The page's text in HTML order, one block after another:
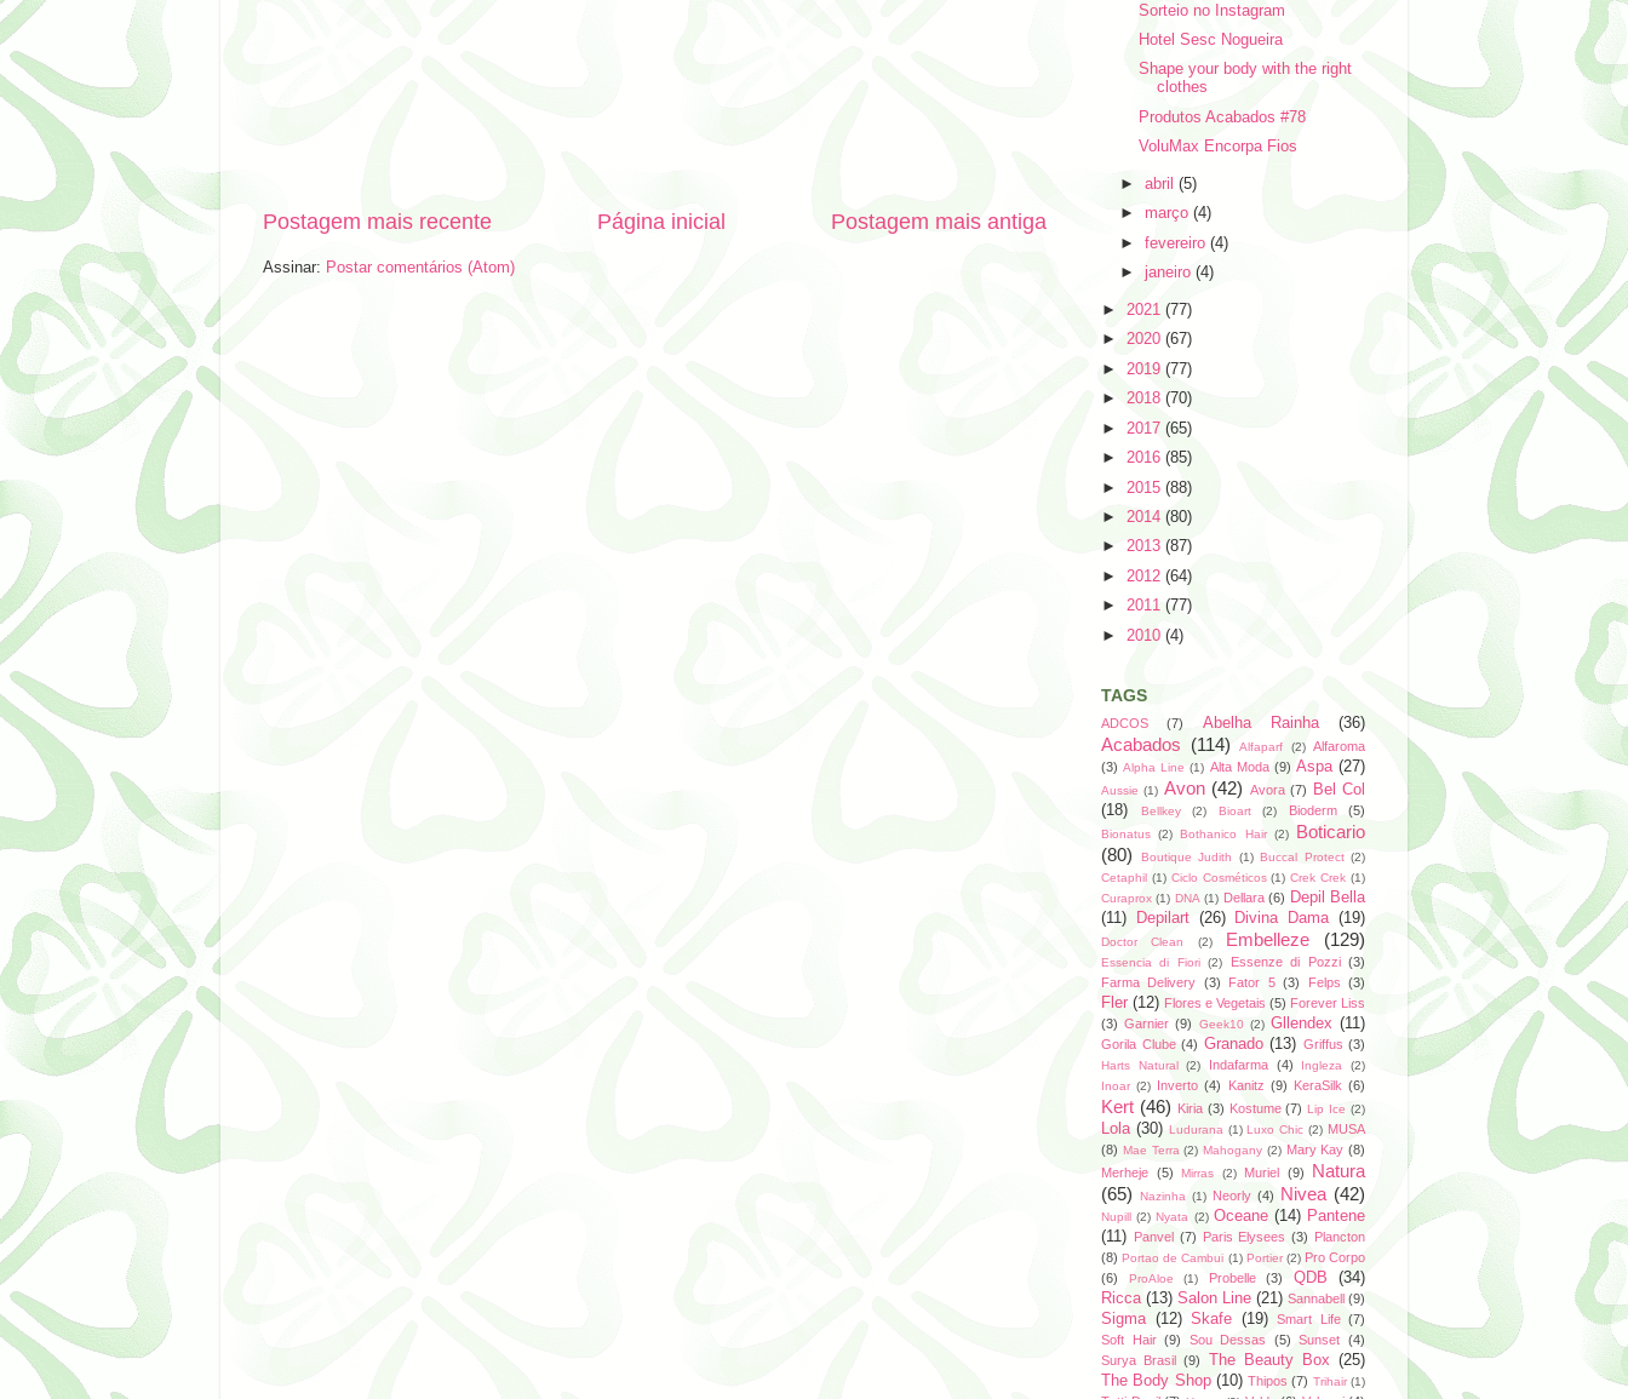
Postagem mais recente Postagem mais antiga
Página inicial
Assinar: Postar comentários (Atom)
Sorteio no Instagram
Hotel Sesc Nogueira
Shape your body with the right
clothes
Produtos Acabados #78
VoluMax Encorpa Fios
►abril(5)
► março(4)
►fevereiro(4)
► janeiro(4)
► 2021 (77)
► 2020 (67)
► 2019 (77)
► 2018 (70)
► 2017 (65)
► 2016 (85)
► 2015 (88)
► 2014 (80)
► 2013 (87)
► 2012 (64)
► 2011 (77)
► 2010 (4)
TAGS
ADCOS (7) Abelha Rainha (36)
Acabados (114) Alfaparf (2) Alfaroma
(3) Alpha Line (1) Alta Moda (9) Aspa (27)
Aussie (1) Avon (42) Avora (7)
Bel Col
(18)
Bellkey (2) Bioart (2) Bioderm (5)
Bionatus (2) Bothanico Hair (2)
Boticario
(80)
Boutique Judith (1) Buccal Protect (2)
Cetaphil (1) Ciclo Cosméticos (1) Crek Crek (1)
Curaprox (1) DNA (1) Dellara (6) Depil Bella
(11)
Depilart (26) Divina Dama (19)
Doctor Clean (2) Embelleze (129)
Essencia di Fiori (2) Essenze di Pozzi (3)
Farma Delivery (3) Fator 5 (3) Felps (3)
Fler (12) Flores e Vegetais (5) Forever Liss
(3) Garnier (9) Geek10 (2) Gllendex (11)
Gorila Clube (4) Granado (13) Griffus (3)
Harts Natural (2) Indafarma (4) Ingleza
(2)
Inoar (2) Inverto (4) Kanitz (9) KeraSilk (6)
Kert (46) Kiria (3) Kostume (7) Lip Ice (2)
Lola (30) Ludurana (1) Luxo Chic (2) MUSA
(8) Mae Terra (2) Mahogany (2) Mary Kay (8)
Merheje (5) Mirras (2) Muriel (9)
Natura
(65)
Nazinha (1) Neorly (4) Nivea (42)
Nupill (2) Nyata (2) Oceane (14) Pantene
(11) Panvel (7) Paris Elysees (3) Plancton
(8) Portao de Cambui (1) Portier (2) Pro Corpo
(6)
ProAloe (1) Probelle (3) QDB
(34)
Ricca (13) Salon Line (21) Sannabell (9)
Sigma (12) Skafe (19) Smart Life (7)
Soft Hair (9) Sou Dessas (5) Sunset (4)
Surya Brasil (9) The Beauty Box (25)
The Body Shop (10) Thipos (7) Trihair (1)